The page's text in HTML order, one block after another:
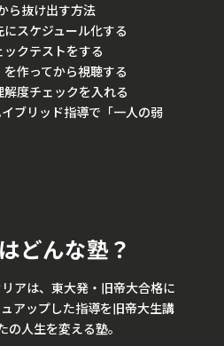
ら抜け出す方法
スケジュール化する
クテストをする
作ってから視聴する
度チェックを入れる
ブリッド指導で「一人の弱
どんな塾？
アは、東大発・旧帝大合格に
アップした指導を旧帝大生講
人生を変える塾。